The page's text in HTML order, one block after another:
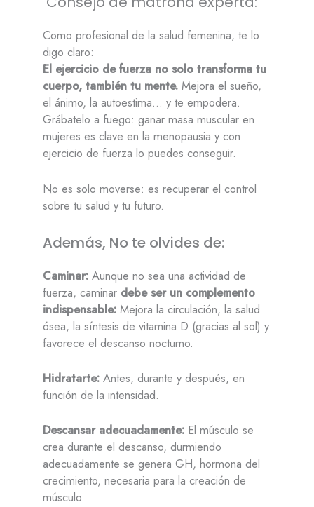
Como profesional de la salud femenina, te lo
digo claro:
El ejercicio de fuerza no solo transforma tu
cuerpo, también tu mente.Mejora el sueño,
el ánimo, la autoestima… y te empodera.
Grábatelo a fuego: ganar masa muscular en
mujeres es clave en la menopausia y con
ejercicio de fuerza lo puedes conseguir.
No es solo moverse: es recuperar el control
sobre tu salud y tu futuro.
Además, No te olvides de:
Caminar:Aunque no sea una actividad de
fuerza, caminar debe ser un complemento
indispensable: Mejora la circulación, la salud
ósea, la síntesis de vitamina D (gracias al sol) y
favorece el descanso nocturno.
Hidratarte: Antes, durante y después, en
función de la intensidad.
Descansar adecuadamente: El músculo se
crea durante el descanso, durmiendo
adecuadamente se genera GH, hormona del
crecimiento, necesaria para la creación de
músculo.